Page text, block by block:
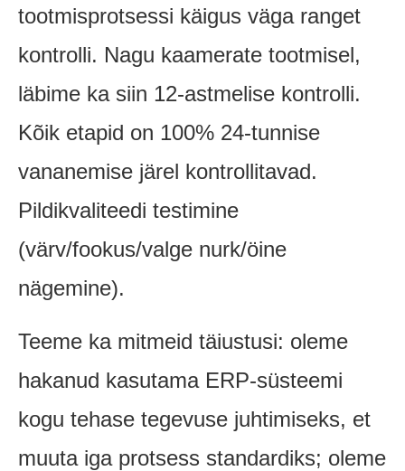
tootmisprotsessi käigus väga ranget
kontrolli. Nagu kaamerate tootmisel,
läbime ka siin 12-astmelise kontrolli.
Kõik etapid on 100% 24-tunnise
vananemise järel kontrollitavad.
Pildikvaliteedi testimine
(värv/fookus/valge nurk/öine
nägemine).
Teeme ka mitmeid täiustusi: oleme
hakanud kasutama ERP-süsteemi
kogu tehase tegevuse juhtimiseks, et
muuta iga protsess standardiks; oleme